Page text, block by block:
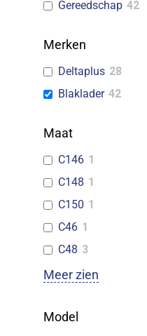
Gereedschap 42
Merken
Deltaplus 28
Blaklader 42
Maat
C146 1
C148 1
C150 1
C46 1
C48 3
Meer zien
Model